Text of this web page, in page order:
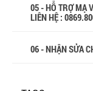
05 - HỖ TRỢ MẠ
LIÊN HỆ :
06 - NHẬN SỬA